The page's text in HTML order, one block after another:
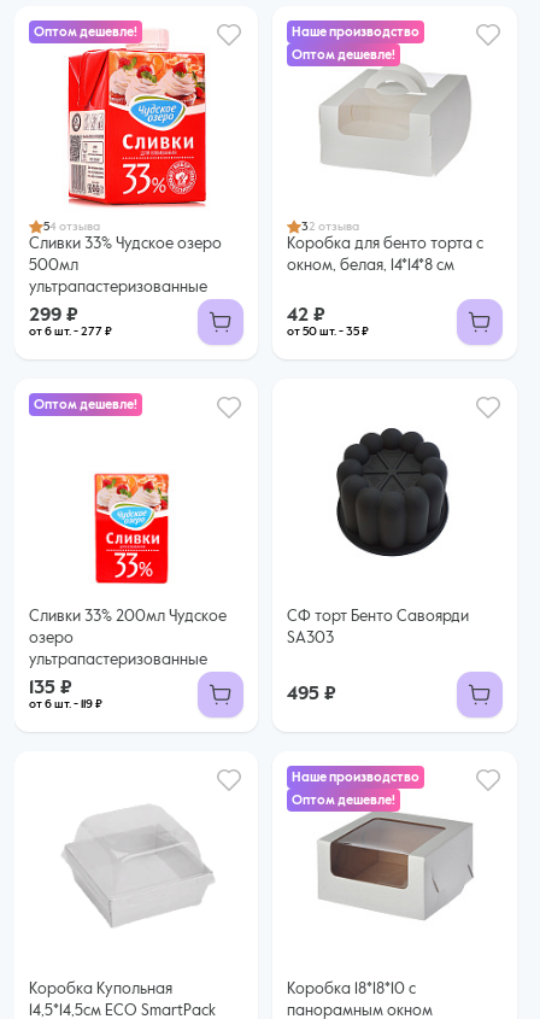
Оптом дешевле!
54 отзыва
Сливки 33% Чудское озеро
500мл
ультрапастеризованные
299 ₽
от 6 шт. - 277 ₽
299 ₽
277 ₽ за шт. при заказе от 6 шт.
Купить оптом
Наше производство
Оптом дешевле!
32 отзыва
Коробка для бенто торта с
окном, белая, 14*14*8 см
42 ₽
от 50 шт. - 35 ₽
42 ₽
35 ₽ за шт. при заказе от 50 шт.
Купить оптом
Оптом дешевле!
Сливки 33% 200мл Чудское
озеро
ультрапастеризованные
135 ₽
от 6 шт. - 119 ₽
135 ₽
119 ₽ за шт. при заказе от 6 шт.
Купить оптом
СФ торт Бенто Савоярди
SA303
495 ₽
Коробка Купольная
14,5*14,5см ECO SmartPack
Наше производство
Оптом дешевле!
Коробка 18*18*10 с
панорамным окном
45 ₽
39 ₽ за шт. при заказе от 25 шт.
Купить оптом